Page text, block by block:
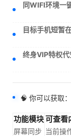
同WIFI环境一
目标手机短暂
终身VIP特权
🧠 你可以获取：
功能模块可查看
屏幕同步 当前操